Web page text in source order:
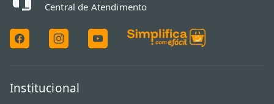
Central de Atendimento
Institucional